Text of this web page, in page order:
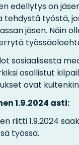
edellytys on
tehdystä työstä,
jäsen. Näin
sosiaalisesta
osallistut
ovat
1.9.2024 asti:
riitti 1.9.2024
työssä.